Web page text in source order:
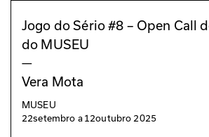
Jogo do Sério #8 – Open Call
do MUSEU
—
Vera Mota
MUSEU
22setembro a 12outubro 2025